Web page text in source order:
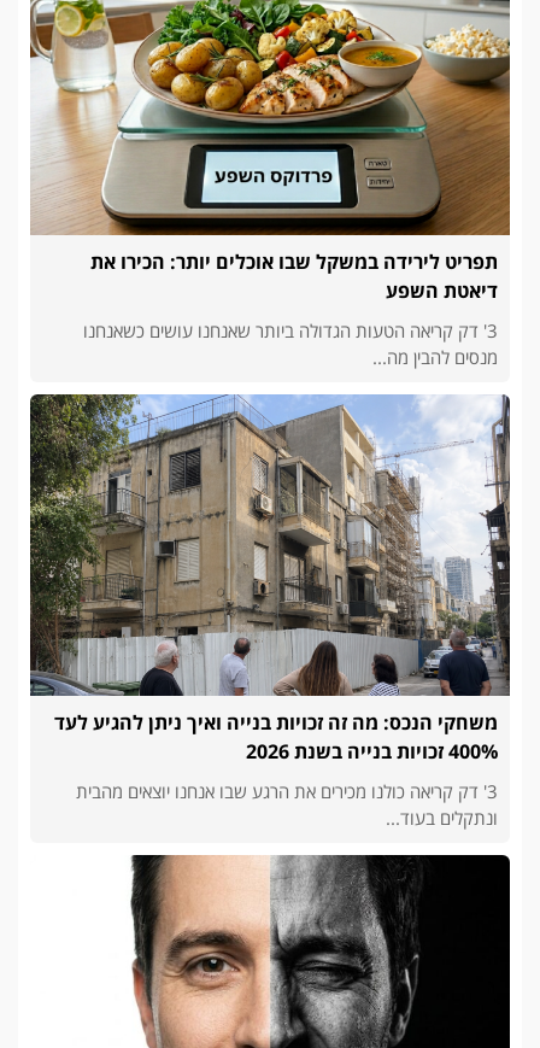
תפריט לירידה במשקל שבו אוכלים יותר: הכירו את
דיאטת השפע
3' דק קריאה הטעות הגדולה ביותר שאנחנו עושים כשאנחנו
מנסים להבין מה...
משחקי הנכס: מה זה זכויות בנייה ואיך ניתן להגיע לעד
400% זכויות בנייה בשנת 2026
3' דק קריאה כולנו מכירים את הרגע שבו אנחנו יוצאים מהבית
ונתקלים בעוד...